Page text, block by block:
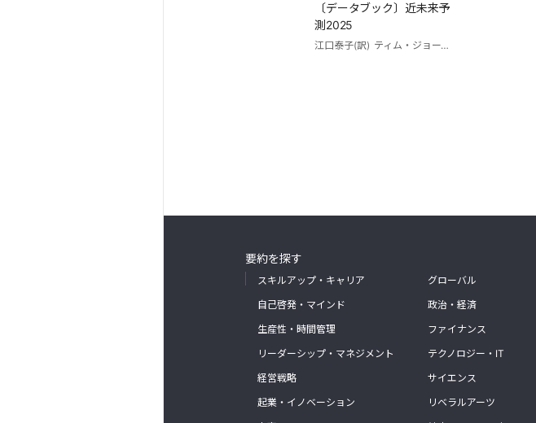
〔データブック〕近未来予
測2025
江口泰子(訳) ティム・ジョーンズ
要約を探す
スキルアップ・キャリア
自己啓発・マインド
生産性・時間管理
リーダーシップ・マネジメント
経営戦略
起業・イノベーション
グローバル
政治・経済
ファイナンス
テクノロジー・IT
サイエンス
リベラルアーツ